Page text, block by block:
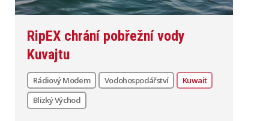
RipEX chrání pobřežní vody
Kuvajtu
Rádiový Modem Vodohospodářství
Kuwait
Blizký Východ